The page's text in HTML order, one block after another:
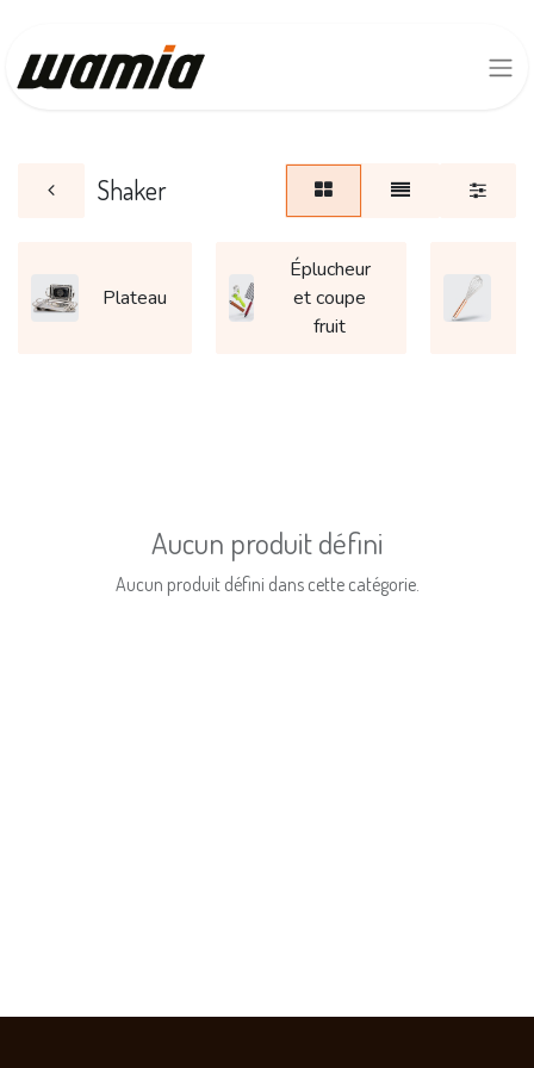
Shaker
Plateau
Éplucheur
et coupe
fruit
Aucun produit défini
Aucun produit défini dans cette catégorie.